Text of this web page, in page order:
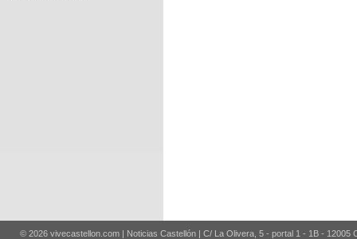
© 2026 vivecastellon.com | Noticias Castellón | C/ La Olivera, 5 - portal 1 - 1B - 12005